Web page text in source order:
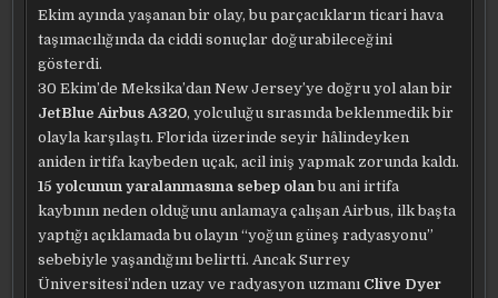
Ekim ayında yaşanan bir olay, bu parçacıkların ticari hava
taşımacılığında da ciddi sonuçlar doğurabileceğini
gösterdi.
30 Ekim’de Meksika’dan New Jersey’ye doğru yol alan bir
JetBlue Airbus A320, yolculuğu sırasında beklenmedik bir
olayla karşılaştı. Florida üzerinde seyir hâlindeyken
aniden irtifa kaybeden uçak, acil iniş yapmak zorunda kaldı.
15 yolcunun yaralanmasına sebep olan bu ani irtifa
kaybının neden olduğunu anlamaya çalışan Airbus, ilk başta
yaptığı açıklamada bu olayın “yoğun güneş radyasyonu”
sebebiyle yaşandığını belirtti. Ancak Surrey
Üniversitesi’nden uzay ve radyasyon uzmanı Clive Dyer